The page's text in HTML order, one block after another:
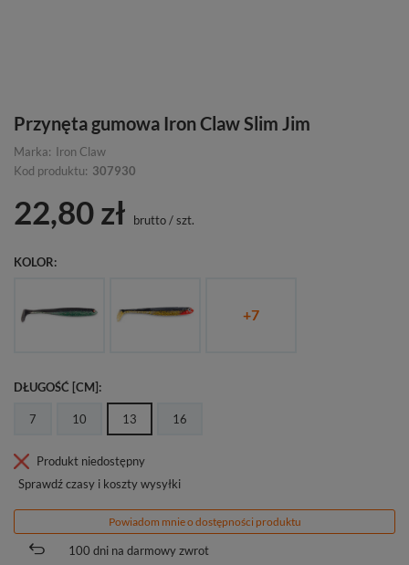
Przynęta gumowa Iron Claw Slim Jim
Marka: Iron Claw
Kod produktu: 307930
22,80 zł brutto/szt.
KOLOR
+7
DŁUGOŚĆ [CM]
7 10 13 16
Produkt niedostępny
Sprawdź czasy i koszty wysyłki
Powiadom mnie o dostępności produktu
100 dni na darmowy zwrot